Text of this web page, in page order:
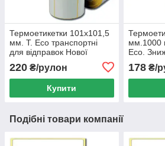
Термоетикетки 101х101,5
мм. T. Eco транспортні
для відправок Нової
пошти, Укрпошти, низькі
ціни.
220 ₴/рулон
Купити
мм.1000
Eco.
178₴/
Подібні товари компанії